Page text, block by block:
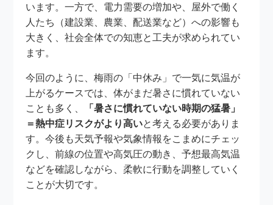
います。一方で、電力需要の増加や、屋外で働く
人たち（建設業、農業、配送業など）への影響も
大きく、社会全体での知恵と工夫が求められてい
ます。
今回のように、梅雨の「中休み」で一気に気温が
上がるケースでは、体がまだ暑さに慣れていない
ことも多く、
「暑さに慣れていない時期の猛暑」
＝熱中症リスクがより高いと考える必要がありま
す。今後も天気予報や気象情報をこまめにチェッ
クし、前線の位置や高気圧の動き、予想最高気温
などを確認しながら、柔軟に行動を調整していく
ことが大切です。